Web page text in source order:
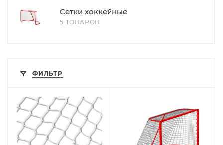
Сетки хоккейные
5 ТОВАРОВ
ФИЛЬТР